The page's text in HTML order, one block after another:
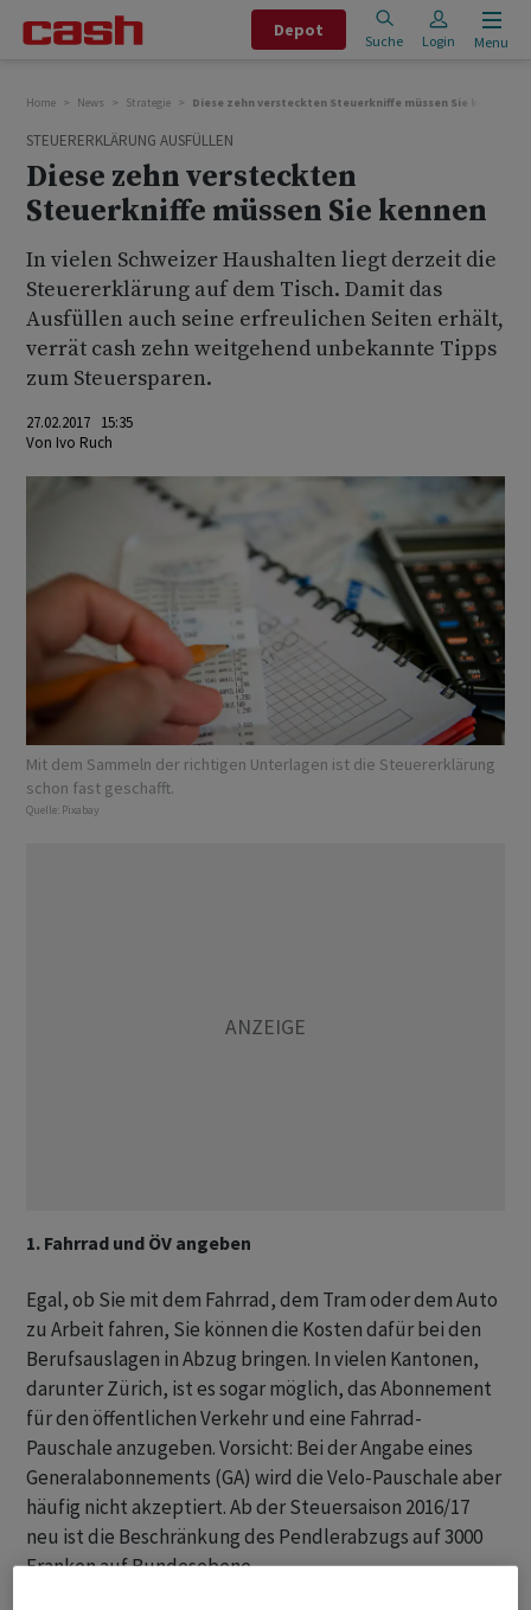
Depot
Suche Login Menu
Home News Strategie Diese zehn versteckten Steuerkniffe müssen Sie kennen
STEUERERKLÄRUNG AUSFÜLLEN
Diese zehn versteckten
Steuerkniffe müssen Sie kennen
In vielen Schweizer Haushalten liegt derzeit die
Steuererklärung auf dem Tisch. Damit das
Ausfüllen auch seine erfreulichen Seiten erhält,
verrät cash zehn weitgehend unbekannte Tipps
zum Steuersparen.
27.02.2017 15:35
Von Ivo Ruch
Mit dem Sammeln der richtigen Unterlagen ist die Steuererklärung
schon fast geschafft.
Quelle: Pixabay
1. Fahrrad und ÖV angeben
Egal, ob Sie mit dem Fahrrad, dem Tram oder dem Auto
zu Arbeit fahren, Sie können die Kosten dafür bei den
Berufsauslagen in Abzug bringen. In vielen Kantonen,
darunter Zürich, ist es sogar möglich, das Abonnement
für den öffentlichen Verkehr und eine Fahrrad-
Pauschale anzugeben. Vorsicht: Bei der Angabe eines
Generalabonnements (GA) wird die Velo-Pauschale aber
häufig nicht akzeptiert. Ab der Steuersaison 2016/17
neu ist die Beschränkung des Pendlerabzugs auf 3000
Franken auf Bundesebene.